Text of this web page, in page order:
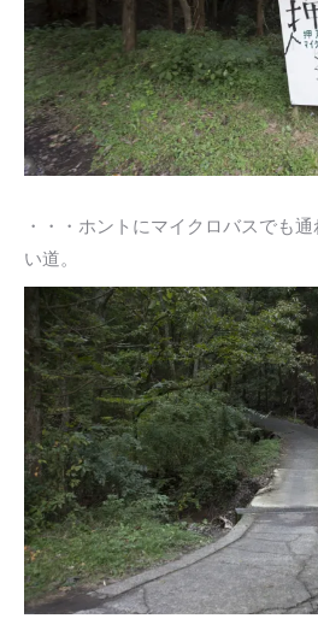
・・・ホントにマイクロバスでも
い道。